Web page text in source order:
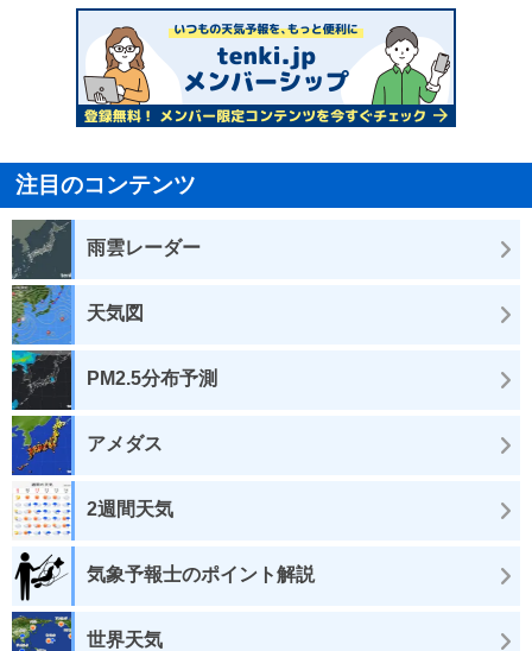
注目のコンテンツ
雨雲レーダー
天気図
PM2.5分布予測
アメダス
2週間天気
気象予報士のポイント解説
世界天気